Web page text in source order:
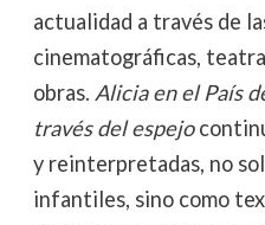
actualidad a través de
cinematográficas,
obras. Alicia en el País
través del espejo
y reinterpretadas, no
infantiles, sino como